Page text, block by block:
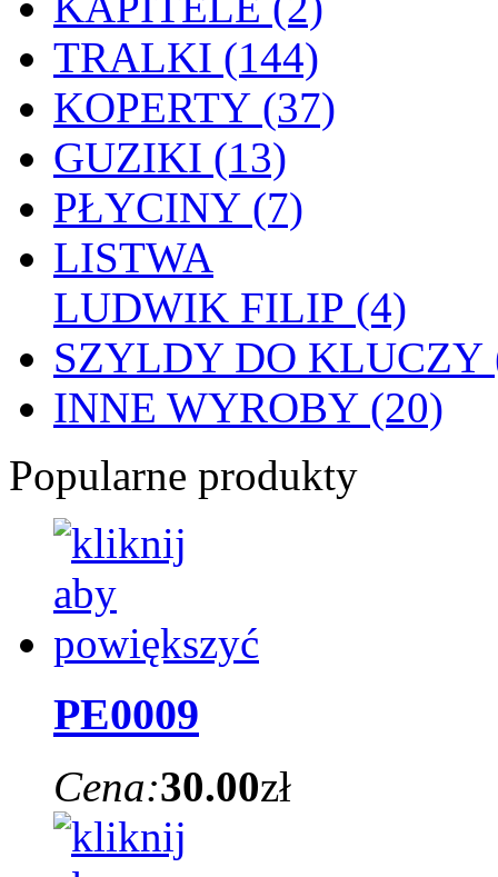
TRALKI (144)
KOPERTY (37)
GUZIKI (13)
PŁYCINY (7)
LISTWA
LUDWIK FILIP (4)
SZYLDY DO KLUCZY
INNE WYROBY (20)
Popularne produkty
PE0009
Cena:30.00zł